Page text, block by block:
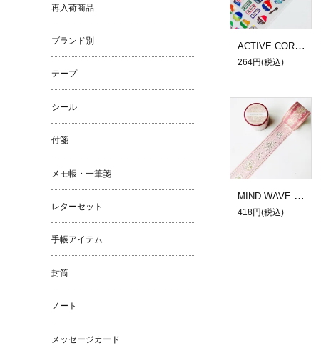
ACTIVE CORPORATION 夏柄ドロップシール かき氷
264円(税込)
MIND WAVE SUGARIA tape Classy 30mm幅３
418円(税込)
再入荷商品
ブランド別
テープ
シール
付箋
メモ帳・一筆箋
レターセット
手帳アイテム
封筒
ノート
メッセージカード